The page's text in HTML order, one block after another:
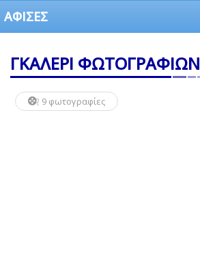
ΑΦΙΣΕΣ
ΓΚΑΛΕΡΙ ΦΩΤΟΓΡΑΦΙΩΝ
9 φωτογραφίες